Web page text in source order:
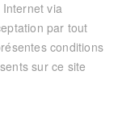
Internet via
par tout
conditions
sur ce site